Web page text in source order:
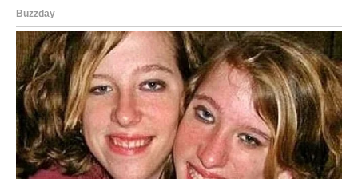
Proces je iznimno jednostavan i učinkovit, a uključuje koru od
banane i ljusku od jaja.
Nemojte bacati kore od banane ili ljuske jaja, jer sadrže bitne
hranjive tvari koje su vrlo korisne za biljke.
Zbog njihovog doprinosa, očekuje se da će snažno
napredovati i obilno cvjetati. Narežite koru banane na male
komadiće i ostavite da se osuši.